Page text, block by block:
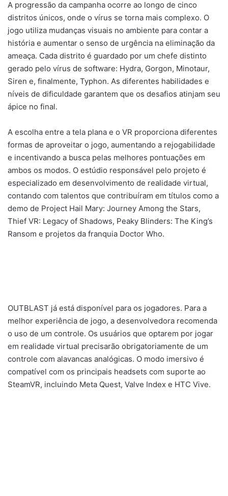
A progressão da campanha ocorre ao longo de cinco
distritos únicos, onde o vírus se torna mais complexo. O
jogo utiliza mudanças visuais no ambiente para contar a
história e aumentar o senso de urgência na eliminação da
ameaça. Cada distrito é guardado por um chefe distinto
gerado pelo vírus de software: Hydra, Gorgon, Minotaur,
Siren e, finalmente, Typhon. As diferentes habilidades e
níveis de dificuldade garantem que os desafios atinjam seu
ápice no final.
A escolha entre a tela plana e o VR proporciona diferentes
formas de aproveitar o jogo, aumentando a rejogabilidade
e incentivando a busca pelas melhores pontuações em
ambos os modos. O estúdio responsável pelo projeto é
especializado em desenvolvimento de realidade virtual,
contando com talentos que contribuíram em títulos como a
demo de Project Hail Mary: Journey Among the Stars,
Thief VR: Legacy of Shadows, Peaky Blinders: The King’s
Ransom e projetos da franquia Doctor Who.
OUTBLAST já está disponível para os jogadores. Para a
melhor experiência de jogo, a desenvolvedora recomenda
o uso de um controle. Os usuários que optarem por jogar
em realidade virtual precisarão obrigatoriamente de um
controle com alavancas analógicas. O modo imersivo é
compatível com os principais headsets com suporte ao
SteamVR, incluindo Meta Quest, Valve Index e HTC Vive.